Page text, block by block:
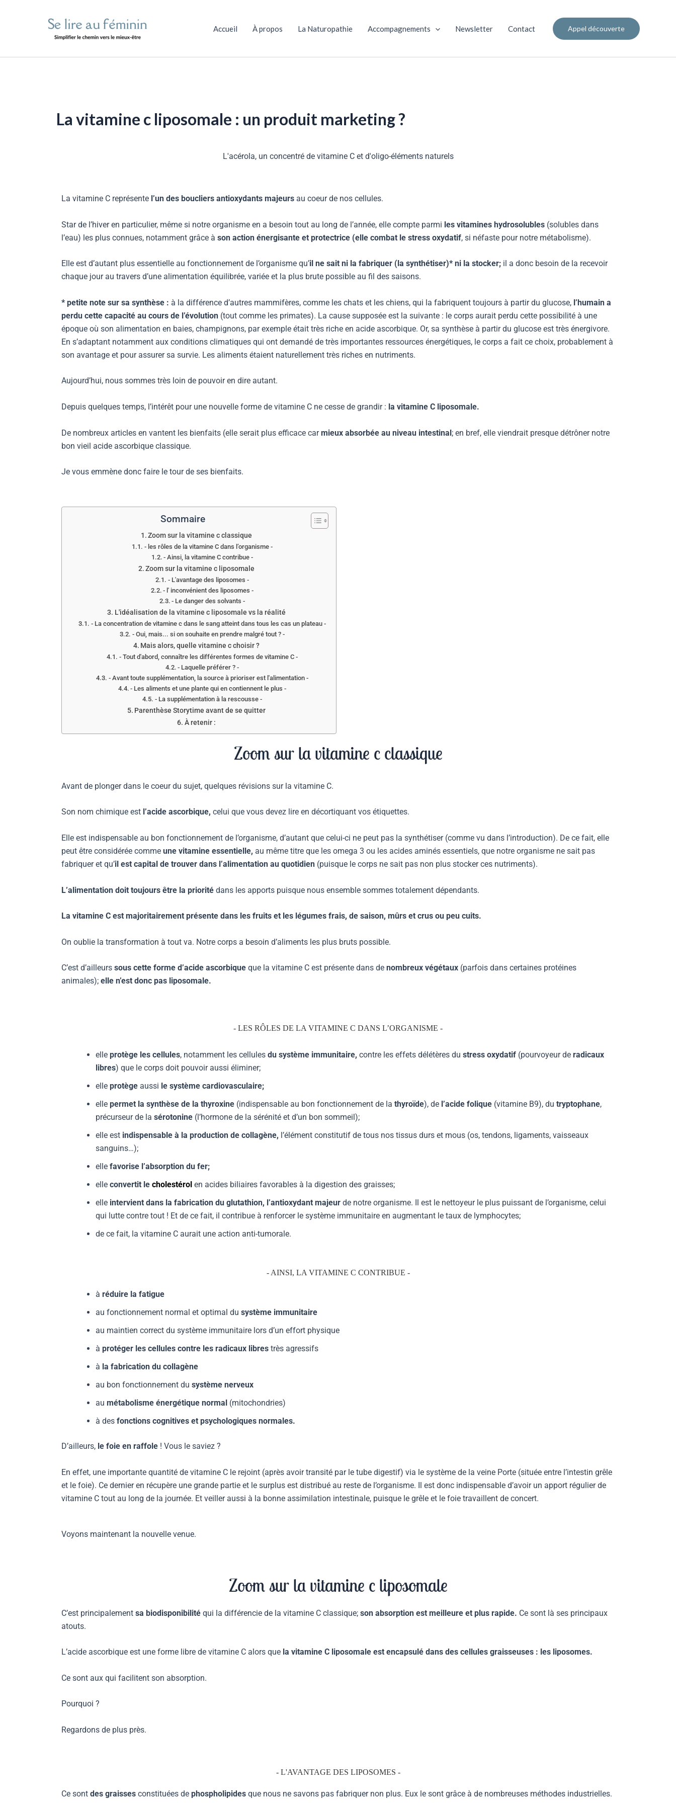
Accueil À propos La Naturopathie Accompagnements Newsletter Contact Appel découverte
La vitamine c liposomale : un produit marketing ?
L'acérola, un concentré de vitamine C et d'oligo-éléments naturels
La vitamine C représente l’un des boucliers antioxydants majeurs au coeur de nos cellules.
Star de l’hiver en particulier, même si notre organisme en a besoin tout au long de l’année, elle compte parmi les vitamines hydrosolubles (solubles dans
l’eau) les plus connues, notamment grâce à son action énergisante et protectrice (elle combat le stress oxydatif, si néfaste pour notre métabolisme).
Elle est d’autant plus essentielle au fonctionnement de l’organisme qu’il ne sait ni la fabriquer (la synthétiser)* ni la stocker; il a donc besoin de la recevoir
chaque jour au travers d’une alimentation équilibrée, variée et la plus brute possible au fil des saisons.
* petite note sur sa synthèse : à la différence d’autres mammifères, comme les chats et les chiens, qui la fabriquent toujours à partir du glucose, l’humain a
perdu cette capacité au cours de l’évolution (tout comme les primates). La cause supposée est la suivante : le corps aurait perdu cette possibilité à une
époque où son alimentation en baies, champignons, par exemple était très riche en acide ascorbique. Or, sa synthèse à partir du glucose est très énergivore.
En s’adaptant notamment aux conditions climatiques qui ont demandé de très importantes ressources énergétiques, le corps a fait ce choix, probablement à
son avantage et pour assurer sa survie. Les aliments étaient naturellement très riches en nutriments.
Aujourd’hui, nous sommes très loin de pouvoir en dire autant.
Depuis quelques temps, l’intérêt pour une nouvelle forme de vitamine C ne cesse de grandir : la vitamine C liposomale.
De nombreux articles en vantent les bienfaits (elle serait plus efficace carmieux absorbée au niveau intestinal; en bref, elle viendrait presque détrôner notre
bon vieil acide ascorbique classique.
Je vous emmène donc faire le tour de ses bienfaits.
Sommaire
Zoom sur la vitamine c classique
- les rôles de la vitamine C dans l’organisme -
- Ainsi, la vitamine C contribue -
Zoom sur la vitamine c liposomale
- L'avantage des liposomes -
- l' inconvénient des liposomes -
- Le danger des solvants -
L'idéalisation de la vitamine c liposomale vs la réalité
- La concentration de vitamine c dans le sang atteint dans tous les cas un plateau -
- Oui, mais... si on souhaite en prendre malgré tout ? -
Mais alors, quelle vitamine c choisir ?
- Tout d'abord, connaître les différentes formes de vitamine C -
- Laquelle préférer ? -
- Avant toute supplémentation, la source à prioriser est l'alimentation -
- Les aliments et une plante qui en contiennent le plus -
- La supplémentation à la rescousse -
Parenthèse Storytime avant de se quitter
À retenir :
Zoom sur la vitamine c classique
Avant de plonger dans le coeur du sujet, quelques révisions sur la vitamine C.
Son nom chimique est l’acide ascorbique, celui que vous devez lire en décortiquant vos étiquettes.
Elle est indispensable au bon fonctionnement de l’organisme, d’autant que celui-ci ne peut pas la synthétiser (comme vu dans l’introduction). De ce fait, elle
peut être considérée comme une vitamine essentielle, au même titre que les omega 3 ou les acides aminés essentiels, que notre organisme ne sait pas
fabriquer et qu’il est capital de trouver dans l’alimentation au quotidien (puisque le corps ne sait pas non plus stocker ces nutriments).
L’alimentation doit toujours être la priorité dans les apports puisque nous ensemble sommes totalement dépendants.
La vitamine C est majoritairement présente dans les fruits et les légumes frais, de saison, mûrs et crus ou peu cuits.
On oublie la transformation à tout va. Notre corps a besoin d’aliments les plus bruts possible.
C’est d’ailleurs sous cette forme d’acide ascorbique que la vitamine C est présente dans de nombreux végétaux (parfois dans certaines protéines
animales); elle n’est donc pas liposomale.
- LES RÔLES DE LA VITAMINE C DANS L’ORGANISME -
elle protège les cellules, notamment les cellules du système immunitaire, contre les effets délétères du stress oxydatif (pourvoyeur de radicaux
libres) que le corps doit pouvoir aussi éliminer;
elle protège aussi le système cardiovasculaire;
elle permet la synthèse de la thyroxine (indispensable au bon fonctionnement de la thyroïde), de l’acide folique (vitamine B9), du tryptophane,
précurseur de la sérotonine (l’hormone de la sérénité et d’un bon sommeil);
elle est indispensable à la production de collagène, l’élément constitutif de tous nos tissus durs et mous (os, tendons, ligaments, vaisseaux
sanguins…);
elle favorise l’absorption du fer;
elle convertit le cholestérol en acides biliaires favorables à la digestion des graisses;
elle intervient dans la fabrication du glutathion, l’antioxydant majeur de notre organisme. Il est le nettoyeur le plus puissant de l’organisme, celui
qui lutte contre tout ! Et de ce fait, il contribue à renforcer le système immunitaire en augmentant le taux de lymphocytes;
de ce fait, la vitamine C aurait une action anti-tumorale.
- AINSI, LA VITAMINE C CONTRIBUE -
à réduire la fatigue
au fonctionnement normal et optimal du système immunitaire
au maintien correct du système immunitaire lors d’un effort physique
à protéger les cellules contre les radicaux libres très agressifs
à la fabrication du collagène
au bon fonctionnement du système nerveux
au métabolisme énergétique normal (mitochondries)
à des fonctions cognitives et psychologiques normales.
D’ailleurs, le foie en raffole ! Vous le saviez ?
En effet, une importante quantité de vitamine C le rejoint (après avoir transité par le tube digestif) via le système de la veine Porte (située entre l’intestin grêle
et le foie). Ce dernier en récupère une grande partie et le surplus est distribué au reste de l’organisme. Il est donc indispensable d’avoir un apport régulier de
vitamine C tout au long de la journée. Et veiller aussi à la bonne assimilation intestinale, puisque le grêle et le foie travaillent de concert.
Voyons maintenant la nouvelle venue.
Zoom sur la vitamine c liposomale
C’est principalement sa biodisponibilité qui la différencie de la vitamine C classique; son absorption est meilleure et plus rapide. Ce sont là ses principaux
atouts.
L’acide ascorbique est une forme libre de vitamine C alors que la vitamine C liposomale est encapsulé dans des cellules graisseuses : les liposomes.
Ce sont aux qui facilitent son absorption.
Pourquoi ?
Regardons de plus près.
- L'AVANTAGE DES LIPOSOMES -
Ce sont des graisses constituées de phospholipides que nous ne savons pas fabriquer non plus. Eux le sont grâce à de nombreuses méthodes industrielles.